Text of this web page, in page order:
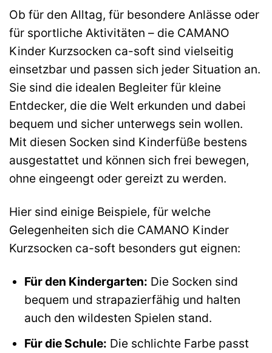
Ob für den Alltag, für besondere Anlässe oder
für sportliche Aktivitäten – die CAMANO
Kinder Kurzsocken ca-soft sind vielseitig
einsetzbar und passen sich jeder Situation an.
Sie sind die idealen Begleiter für kleine
Entdecker, die die Welt erkunden und dabei
bequem und sicher unterwegs sein wollen.
Mit diesen Socken sind Kinderfüße bestens
ausgestattet und können sich frei bewegen,
ohne eingeengt oder gereizt zu werden.
Hier sind einige Beispiele, für welche
Gelegenheiten sich die CAMANO Kinder
Kurzsocken ca-soft besonders gut eignen:
Für den Kindergarten: Die Socken sind
bequem und strapazierfähig und halten
auch den wildesten Spielen stand.
Für die Schule: Die schlichte Farbe passt